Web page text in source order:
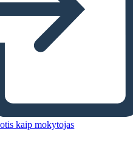
kaip mokytojas